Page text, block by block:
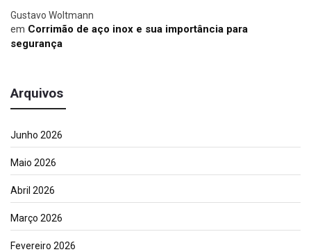
Gustavo Woltmann
em Corrimão de aço inox e sua importância para
segurança
Arquivos
Junho 2026
Maio 2026
Abril 2026
Março 2026
Fevereiro 2026